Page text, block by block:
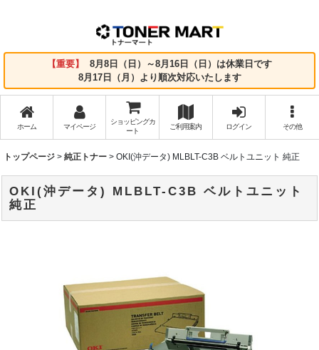
【重要】
8月8日（日）～8月16日（日）は休業日です
8月17日（月）より順次対応いたします
ホーム マイページ
ショッピングカ
ート
ご利用案内 ログイン その他
トップページ > 純正トナー > OKI(沖データ) MLBLT-C3B ベルトユニット 純正
OKI(沖データ) MLBLT-C3B ベルトユニット
純正